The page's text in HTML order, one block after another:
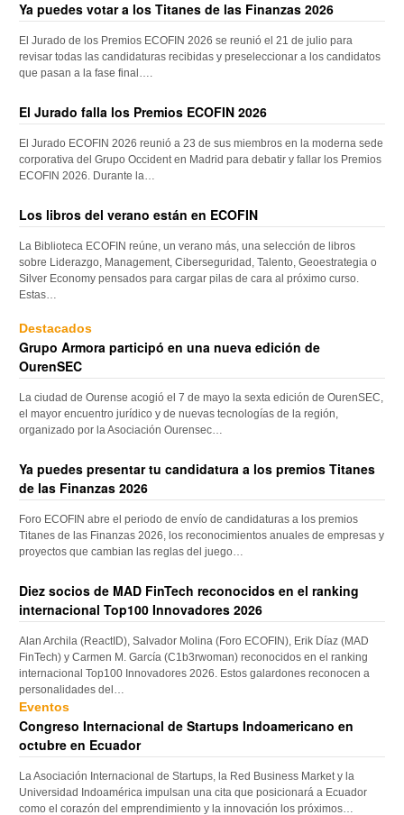
Ya puedes votar a los Titanes de las Finanzas 2026
El Jurado de los Premios ECOFIN 2026 se reunió el 21 de julio para
revisar todas las candidaturas recibidas y preseleccionar a los candidatos
que pasan a la fase final….
El Jurado falla los Premios ECOFIN 2026
El Jurado ECOFIN 2026 reunió a 23 de sus miembros en la moderna sede
corporativa del Grupo Occident en Madrid para debatir y fallar los Premios
ECOFIN 2026. Durante la…
Los libros del verano están en ECOFIN
La Biblioteca ECOFIN reúne, un verano más, una selección de libros
sobre Liderazgo, Management, Ciberseguridad, Talento, Geoestrategia o
Silver Economy pensados para cargar pilas de cara al próximo curso.
Estas…
Destacados
Grupo Armora participó en una nueva edición de
OurenSEC
La ciudad de Ourense acogió el 7 de mayo la sexta edición de OurenSEC,
el mayor encuentro jurídico y de nuevas tecnologías de la región,
organizado por la Asociación Ourensec…
Ya puedes presentar tu candidatura a los premios Titanes
de las Finanzas 2026
Foro ECOFIN abre el periodo de envío de candidaturas a los premios
Titanes de las Finanzas 2026, los reconocimientos anuales de empresas y
proyectos que cambian las reglas del juego…
Diez socios de MAD FinTech reconocidos en el ranking
internacional Top100 Innovadores 2026
Alan Archila (ReactID), Salvador Molina (Foro ECOFIN), Erik Díaz (MAD
FinTech) y Carmen M. García (C1b3rwoman) reconocidos en el ranking
internacional Top100 Innovadores 2026. Estos galardones reconocen a
personalidades del…
Eventos
Congreso Internacional de Startups Indoamericano en
octubre en Ecuador
La Asociación Internacional de Startups, la Red Business Market y la
Universidad Indoamérica impulsan una cita que posicionará a Ecuador
como el corazón del emprendimiento y la innovación los próximos…